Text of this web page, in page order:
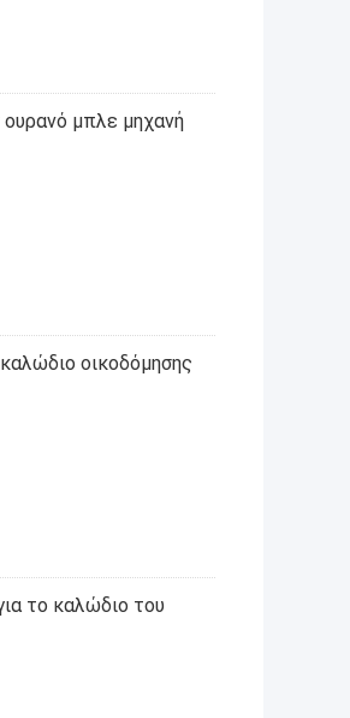
ουρανό μπλε μηχανή
οικοδόμησης
το καλώδιο του